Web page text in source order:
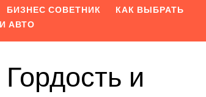
БИЗНЕС СОВЕТНИК
КАК ВЫБРАТЬ
АВТО
и